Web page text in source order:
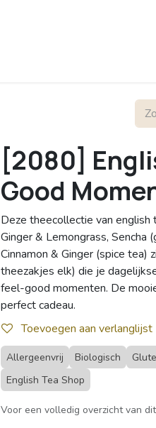
[2080]
Good
Deze theecollectie van english
Ginger & Lemongrass, Sencha
Cinnamon & Ginger (spice
theezakjes elk) die je
feel-good momenten. De
perfect cadeau.
Toevoegen aan verlanglijst
Allergeenvrij Biologisch
English Tea Shop
Voor een volledig overzicht van